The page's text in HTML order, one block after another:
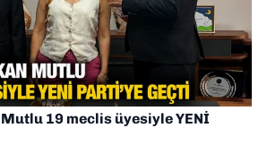
19 meclis üyesiyle YENİ